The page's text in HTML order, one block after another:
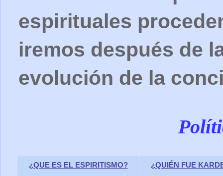
espirituales
iremos después de
evolución de la
¿QUE ES EL ESPIRITISMO? ¿QUIÉN FUE